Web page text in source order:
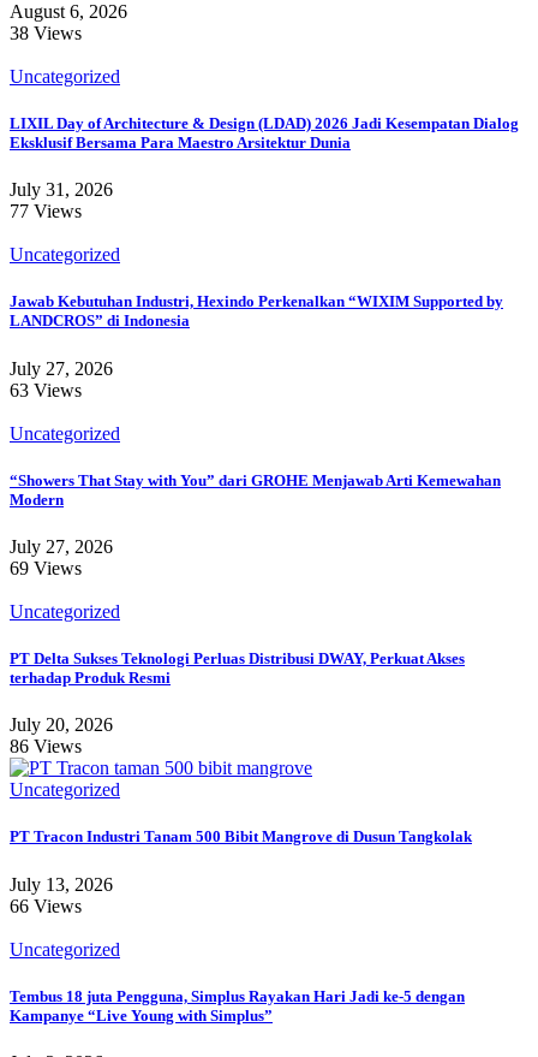
August 6, 2026
38 Views
Uncategorized
LIXIL Day of Architecture & Design (LDAD) 2026 Jadi Kesempatan Dialog
Eksklusif Bersama Para Maestro Arsitektur Dunia
July 31, 2026
77 Views
Uncategorized
Jawab Kebutuhan Industri, Hexindo Perkenalkan “WIXIM Supported by
LANDCROS” di Indonesia
July 27, 2026
63 Views
Uncategorized
“Showers That Stay with You” dari GROHE Menjawab Arti Kemewahan
Modern
July 27, 2026
69 Views
Uncategorized
PT Delta Sukses Teknologi Perluas Distribusi DWAY, Perkuat Akses
terhadap Produk Resmi
July 20, 2026
86 Views
Uncategorized
PT Tracon Industri Tanam 500 Bibit Mangrove di Dusun Tangkolak
July 13, 2026
66 Views
Uncategorized
Tembus 18 juta Pengguna, Simplus Rayakan Hari Jadi ke-5 dengan
Kampanye “Live Young with Simplus”